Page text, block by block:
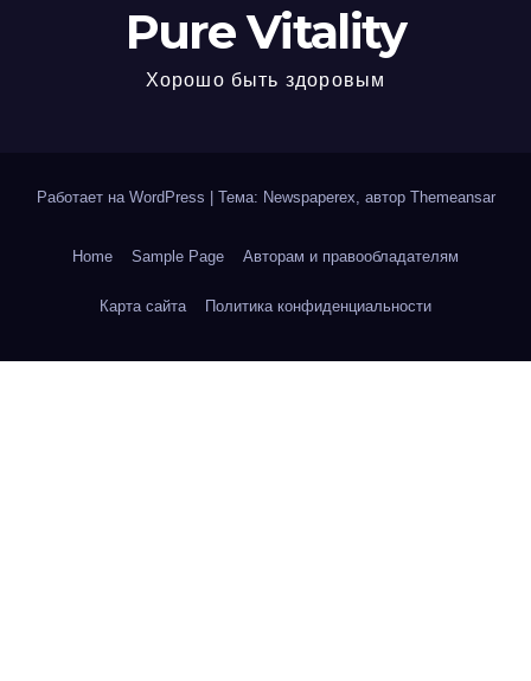
Pure Vitality
Хорошо быть здоровым
Работает на WordPress | Тема: Newspaperex, автор Themeansar
Home Sample Page Авторам и правообладателям
Карта сайта Политика конфиденциальности